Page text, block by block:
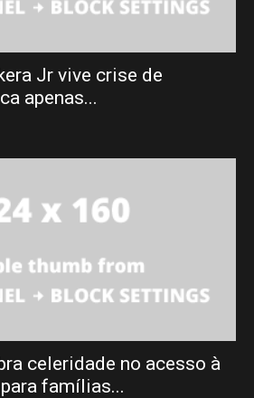
Jr vive crise de
apenas...
celeridade no acesso à
famílias...